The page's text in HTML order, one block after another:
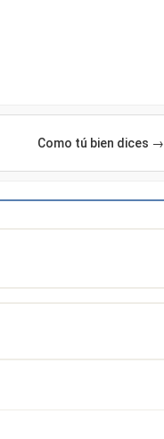
Como tú bien dices →